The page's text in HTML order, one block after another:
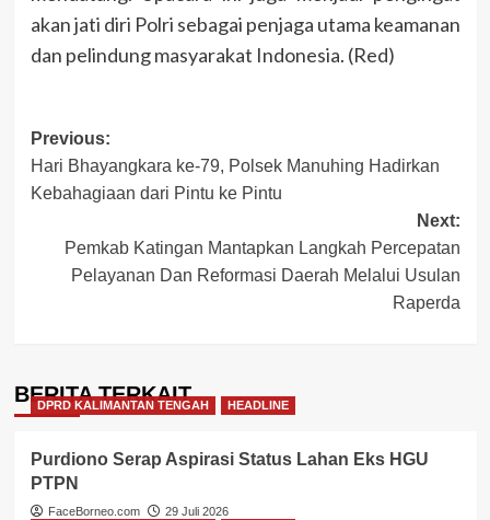
akan jati diri Polri sebagai penjaga utama keamanan
dan pelindung masyarakat Indonesia. (Red)
Post
navigation
Previous:
Hari Bhayangkara ke-79, Polsek Manuhing Hadirkan
Kebahagiaan dari Pintu ke Pintu
Next:
Pemkab Katingan Mantapkan Langkah Percepatan
Pelayanan Dan Reformasi Daerah Melalui Usulan
Raperda
BERITA TERKAIT
DPRD KALIMANTAN TENGAH HEADLINE
Purdiono Serap Aspirasi Status Lahan Eks HGU
PTPN
FaceBorneo.com
29 Juli 2026